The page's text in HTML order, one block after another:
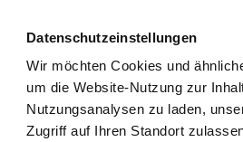
Datenschutzeinstellungen
Wir möchten Cookies und
um die Website-Nutzung zur
Nutzungsanalysen zu laden,
Zugriff auf Ihren Standort
Über uns
Standorte &